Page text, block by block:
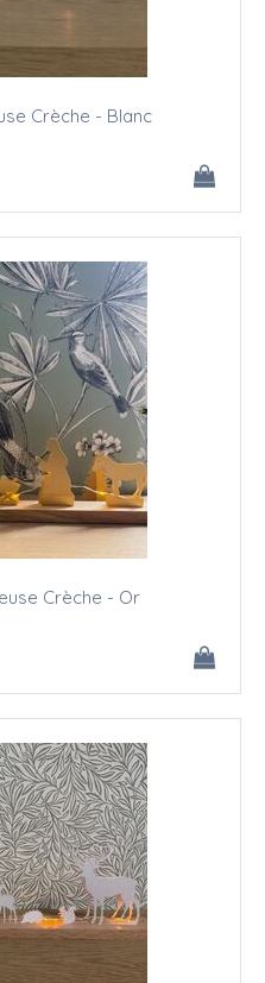
Crèche - Blanc
Crèche - Or